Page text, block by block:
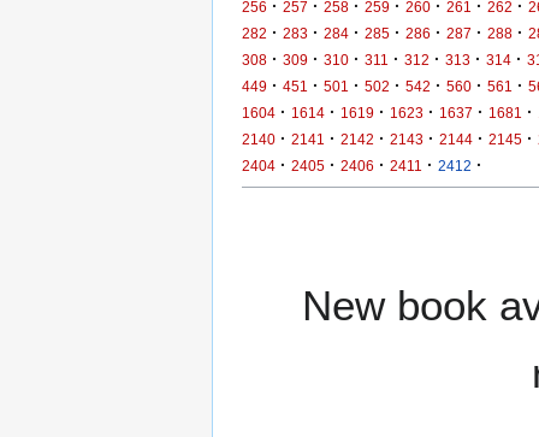
256 · 257 · 258 · 259 · 260 · 261 · 262 ·
282 · 283 · 284 · 285 · 286 · 287 · 288 ·
308 · 309 · 310 · 311 · 312 · 313 · 314 ·
449 · 451 · 501 · 502 · 542 · 560 · 561 ·
1604 · 1614 · 1619 · 1623 · 1637 · 1681 ·
2140 · 2141 · 2142 · 2143 · 2144 · 2145 ·
2404 · 2405 · 2406 · 2411 · 2412 ·
New book